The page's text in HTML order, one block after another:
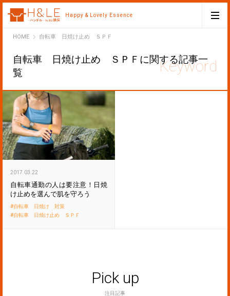
Happy & Lovely Essence
HOMEH&LE自転車 日焼け止め ＳＰＦ
自転車 日焼け止め ＳＰＦに関する記事一
覧
2017.03.22
自転車通勤の人は要注意！日焼
け止めを選んで肌を守ろう
自転車 日焼け 対策
自転車 日焼け止め ＳＰＦ
Pick up
注目記事